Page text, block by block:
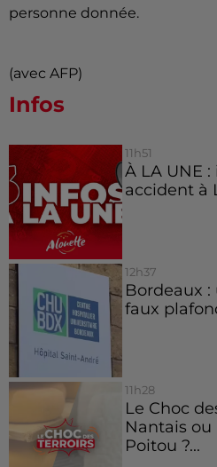
personne donnée.
(avec AFP)
Infos
11h51
À LA UNE
accident à
12h37
Bordeaux :
faux
11h28
Le Choc
Nantais
Poitou ?...